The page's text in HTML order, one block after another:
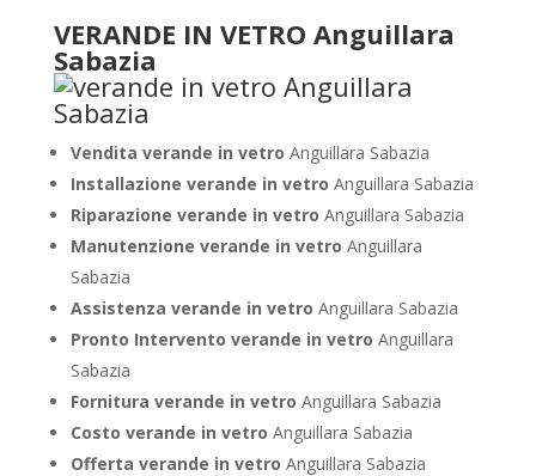
VERANDE IN VETRO Anguillara
Sabazia
Vendita verande in vetro Anguillara Sabazia
Installazione verande in vetro Anguillara Sabazia
Riparazione verande in vetro Anguillara Sabazia
Manutenzione verande in vetro Anguillara
Sabazia
Assistenza verande in vetro Anguillara Sabazia
Pronto Intervento verande in vetro Anguillara
Sabazia
Fornitura verande in vetro Anguillara Sabazia
Costo verande in vetro Anguillara Sabazia
Offerta verande in vetro Anguillara Sabazia